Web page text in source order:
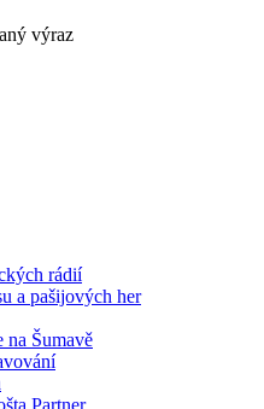
výraz
rádií
a pašijových her
na Šumavě
Partner